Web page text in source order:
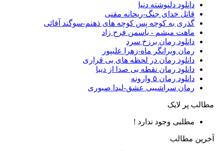
دانلود دلنوشته دنیا
قاتل خدای جنگ-ریحانه مقنی
گذری به کوچه پس کوچه های ذهنم-سوگند آقائی
ماهت میشم - یاسمن فرح زاد
دانلود رمان برزخ سرد
رمان ویرانگر ماه-زهرا علیپور
دانلود رمان در لحظه‌ های بی‌ قراری
دانلود رمان نقطه بی صدا از دیبا
دانلود رمان ۵ وارونه
رمان سراشیبی عشق-لیدا صبوری
مطالب پر لایک
مطلبی وجود ندارد !
آخرین مطالب